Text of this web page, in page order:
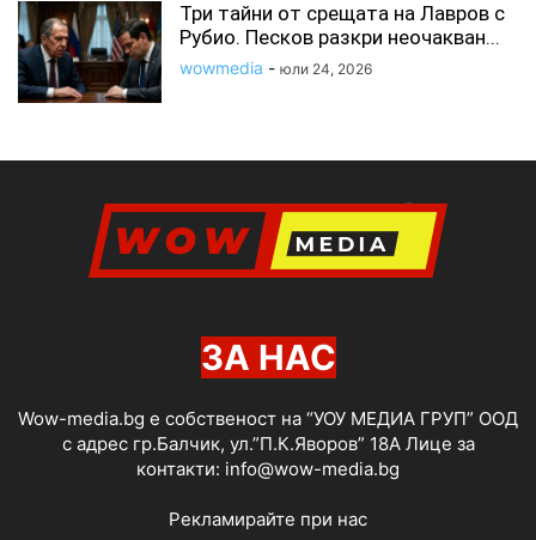
Три тайни от срещата на Лавров с
Рубио. Песков разкри неочакван...
wowmedia - юли 24, 2026
ЗА НАС
Wow-media.bg е собственост на “УОУ МЕДИА ГРУП” ООД
с адрес гр.Балчик, ул.”П.К.Яворов” 18А Лице за
контакти: info@wow-media.bg
Рекламирайте при нас